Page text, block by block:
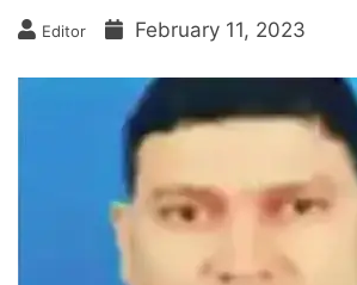
Editor February 11, 2023